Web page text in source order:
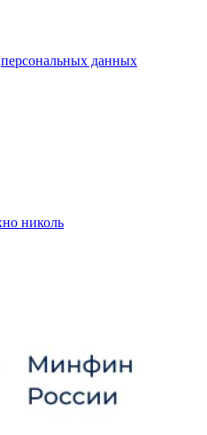
персональных данных